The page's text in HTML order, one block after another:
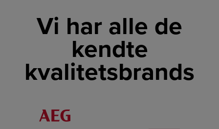
Vi har alle de
kendte
kvalitetsbrands
LINK